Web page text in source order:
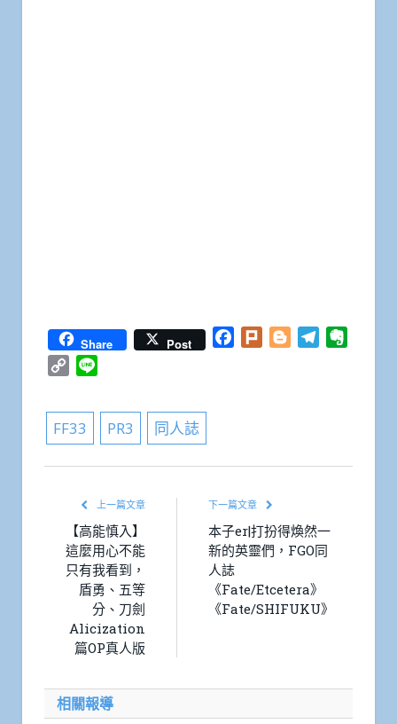
Share Post Facebook
Plurk BloggerTelegram
Copy
FF33 PR3 同人誌
上一篇文章
【高能慎入】
這麼用心不能
只有我看到，
盾勇、五等
分、刀劍
Alicization
篇OP真人版
下一篇文章
本子er|打扮得煥然一
新的英靈們，FGO同
人誌
《Fate/Etcetera》
《Fate/SHIFUKU》
相關報導